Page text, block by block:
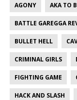
AGONY AKA TO
BATTLE GAREGGA
BULLET HELL
CRIMINAL GIRLS
FIGHTING GAME
HACK AND SLASH